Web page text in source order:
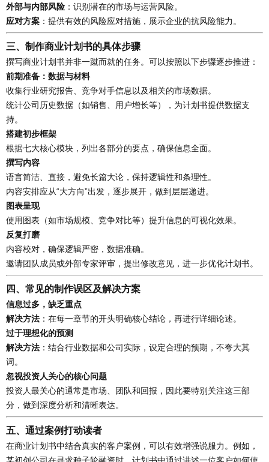
外部与内部风险 ：识别潜在的市场与运营风险。
应对方案 ：提供有效的风险应对措施，展示企业的抗风险能力。
三、制作商业计划书的具体步骤
撰写商业计划书并非一蹴而就的任务。可以按照以下步骤逐步推进：
前期准备：数据与材料
收集行业研究报告、竞争对手信息以及相关的市场数据。
统计公司历史数据（如销售、用户增长等），为计划书提供数据支
持。
搭建初步框架
根据七大核心模块，列出各部分的要点，确保信息全面。
撰写内容
语言简洁、直接，避免长篇大论，保持逻辑性和条理性。
内容安排应从“大方向”出发，逐步展开，做到层层递进。
图表呈现
使用图表（如市场规模、竞争对比等）提升信息的可视化效果。
反复打磨
内容校对，确保逻辑严密，数据准确。
邀请团队成员或外部专家评审，提出修改意见，进一步优化计划书。
四、常见的制作误区及解决方案
信息过多，缺乏重点
解决方法 ：在每一章节的开头明确核心结论，再进行详细论述。
过于理想化的预测
解决方法 ：结合行业数据和公司实际，设定合理的预期，不夸大其
词。
忽视投资人关心的核心问题
投资人最关心的通常是市场、团队和回报，因此要特别关注这三部
分，做到深度分析和清晰表达。
五、通过案例打动读者
在商业计划书中结合真实的客户案例，可以有效增强说服力。例如，
某初创公司在寻求种子轮融资时，计划书中通过讲述一位客户如何使